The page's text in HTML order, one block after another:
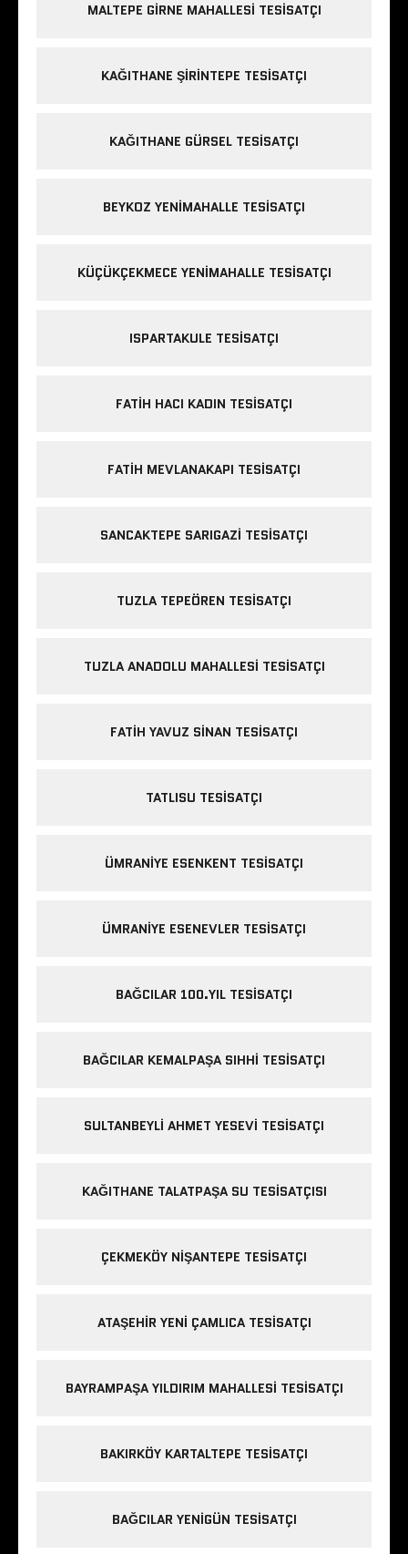
MALTEPE GIRNE MAHALLESI TESISATÇI
KAĞITHANE ŞIRINTEPE TESISATÇI
KAĞITHANE GÜRSEL TESISATÇI
BEYKOZ YENIMAHALLE TESISATÇI
KÜÇÜKÇEKMECE YENIMAHALLE TESISATÇI
ISPARTAKULE TESISATÇI
FATIH HACI KADIN TESISATÇI
FATIH MEVLANAKAPI TESISATÇI
SANCAKTEPE SARIGAZI TESISATÇI
TUZLA TEPEÖREN TESISATÇI
TUZLA ANADOLU MAHALLESI TESISATÇI
FATIH YAVUZ SINAN TESISATÇI
TATLISU TESISATÇI
ÜMRANIYE ESENKENT TESISATÇI
ÜMRANIYE ESENEVLER TESISATÇI
BAĞCILAR 100.YIL TESISATÇI
BAĞCILAR KEMALPAŞA SIHHI TESISATÇI
SULTANBEYLI AHMET YESEVI TESISATÇI
KAĞITHANE TALATPAŞA SU TESISATÇISI
ÇEKMEKÖY NIŞANTEPE TESISATÇI
ATAŞEHIR YENI ÇAMLICA TESISATÇI
BAYRAMPAŞA YILDIRIM MAHALLESI TESISATÇI
BAKIRKÖY KARTALTEPE TESISATÇI
BAĞCILAR YENIGÜN TESISATÇI